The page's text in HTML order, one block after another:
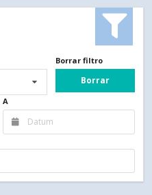
Borrar filtro
Borrar
A